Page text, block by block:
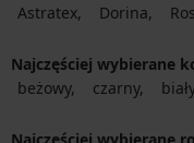
Astratex
Dorina
Najczęściej wybierane
beżowy
czarny biały
Najczęściej wybierane